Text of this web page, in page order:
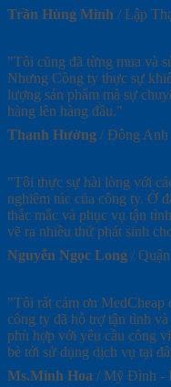
Trần Hùng Minh / Lập
"Tôi cũng đã từng mua và
Nhưng Công ty thực sự
lượng sản phẩm mà sự
hàng lên hàng đầu."
Thanh Hường / Đông Anh
"Tôi thực sự hài lòng với
nghiêm túc của công ty. Ở
thắc mắc và phục vụ tận
vẽ ra nhiều thứ phát sinh
Nguyễn Ngọc Long /
"Tôi rất cảm ơn MedCheap
công ty đã hỗ trợ tận tình
phù hợp với yêu cầu công
bè tới sử dụng dịch vụ tại
Ms.Minh Hoa / Mỹ Đình -